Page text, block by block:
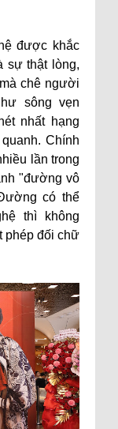
được khắc
sự thật lòng,
chê người
sông vẹn
nhất hạng
Chính
lần trong
"đường vô
có thể
thì không
phép đối chữ